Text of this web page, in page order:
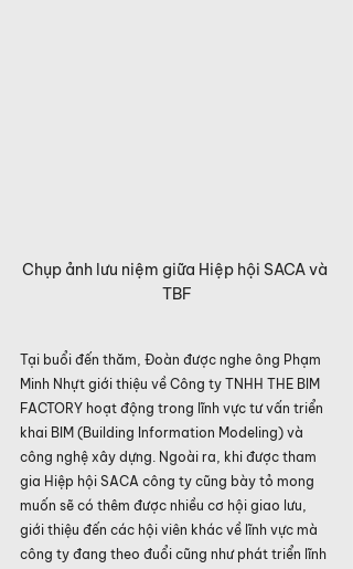
Chụp ảnh lưu niệm giữa Hiệp hội SACA và
TBF
Tại buổi đến thăm, Đoàn được nghe ông Phạm
Minh Nhựt giới thiệu về Công ty TNHH THE BIM
FACTORY hoạt động trong lĩnh vực tư vấn triển
khai BIM (Building Information Modeling) và
công nghệ xây dựng. Ngoài ra, khi được tham
gia Hiệp hội SACA công ty cũng bày tỏ mong
muốn sẽ có thêm được nhiều cơ hội giao lưu,
giới thiệu đến các hội viên khác về lĩnh vực mà
công ty đang theo đuổi cũng như phát triển lĩnh